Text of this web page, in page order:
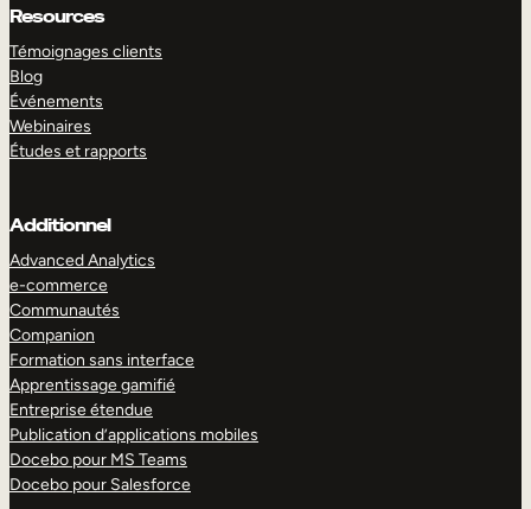
Resources
Témoignages clients
Blog
Événements
Webinaires
Études et rapports
Additionnel
Advanced Analytics
e-commerce
Communautés
Companion
Formation sans interface
Apprentissage gamifié
Entreprise étendue
Publication d’applications mobiles
Docebo pour MS Teams
Docebo pour Salesforce